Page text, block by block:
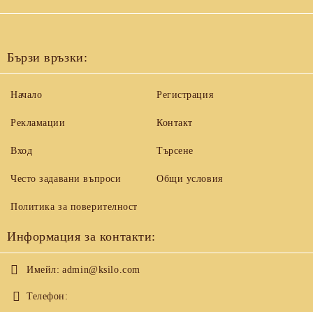
Бързи връзки:
Начало
Рекламации
Вход
Често задавани въпроси
Регистрация
Контакт
Търсене
Общи условия
Политика за поверителност
Информация за контакти:
Имейл: admin@ksilo.com
Телефон: